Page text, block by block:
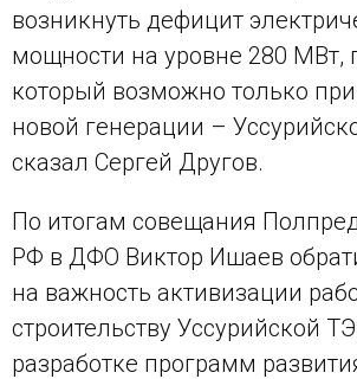
возникнуть дефицит
мощности на уровне 280 МВт,
который возможно только
новой генерации –
сказал Сергей Другов.
По итогам совещания
РФ в ДФО Виктор Ишаев
на важность активизации
строительству Уссурийской
разработке программ